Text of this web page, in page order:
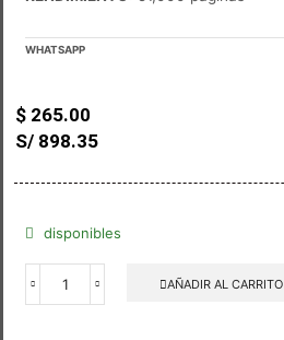
WHATSAPP
$ 265.00
S/ 898.35
disponibles
AÑADIR AL CARRITO